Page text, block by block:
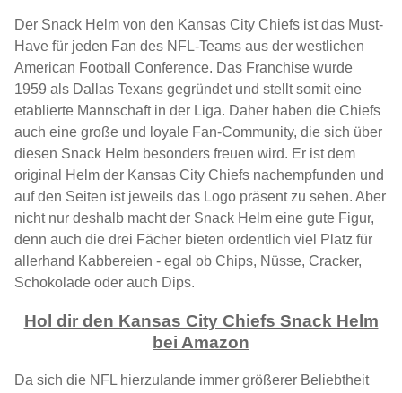
Der Snack Helm von den Kansas City Chiefs ist das Must-
Have für jeden Fan des NFL-Teams aus der westlichen
American Football Conference. Das Franchise wurde
1959 als Dallas Texans gegründet und stellt somit eine
etablierte Mannschaft in der Liga. Daher haben die Chiefs
auch eine große und loyale Fan-Community, die sich über
diesen Snack Helm besonders freuen wird. Er ist dem
original Helm der Kansas City Chiefs nachempfunden und
auf den Seiten ist jeweils das Logo präsent zu sehen. Aber
nicht nur deshalb macht der Snack Helm eine gute Figur,
denn auch die drei Fächer bieten ordentlich viel Platz für
allerhand Kabbereien - egal ob Chips, Nüsse, Cracker,
Schokolade oder auch Dips.
Hol dir den Kansas City Chiefs Snack Helm
bei Amazon
Da sich die NFL hierzulande immer größerer Beliebtheit